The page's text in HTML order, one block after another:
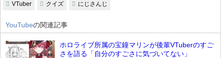
VTuber クイズ にじさんじ
YouTubeの関連記事
ホロライブ所属の宝鐘マリンが後輩VTuberのすご
さを語る「自分のすごさに気づいてない」